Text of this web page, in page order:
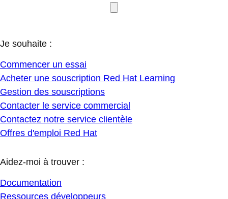
Je souhaite :
Commencer un essai
Acheter une souscription Red Hat Learning
Gestion des souscriptions
Contacter le service commercial
Contactez notre service clientèle
Offres d'emploi Red Hat
Aidez-moi à trouver :
Documentation
Ressources développeurs